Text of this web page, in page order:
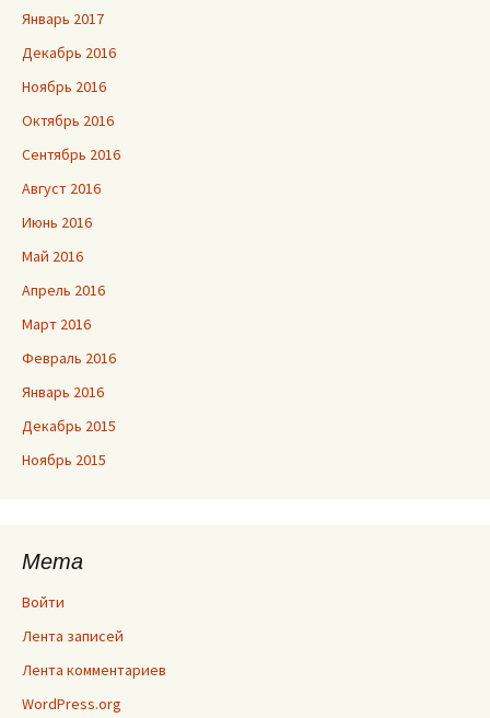
Январь 2017
Декабрь 2016
Ноябрь 2016
Октябрь 2016
Сентябрь 2016
Август 2016
Июнь 2016
Май 2016
Апрель 2016
Март 2016
Февраль 2016
Январь 2016
Декабрь 2015
Ноябрь 2015
Мета
Войти
Лента записей
Лента комментариев
WordPress.org